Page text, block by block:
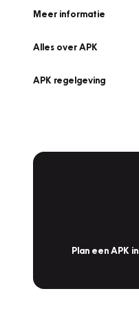
Meer informatie
Alles over APK
APK regelgeving
Plan een APK in